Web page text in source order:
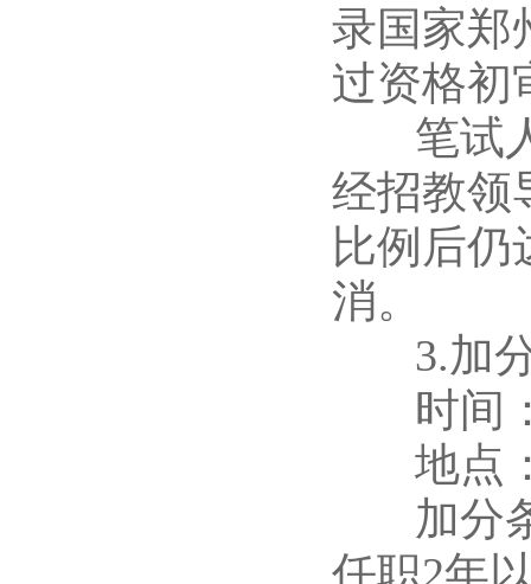
录国家郑
过资格初
笔试人
经招教领
比例后
消。
3.加分
时间：
地点：
加分条
任职2年